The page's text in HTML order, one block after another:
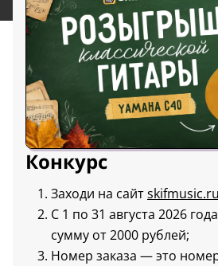
Конкурс
Заходи на сайтskifmusic.ru
С 1 по 31 августа 2026
сумму от 2000 рублей;
Номер заказа — это